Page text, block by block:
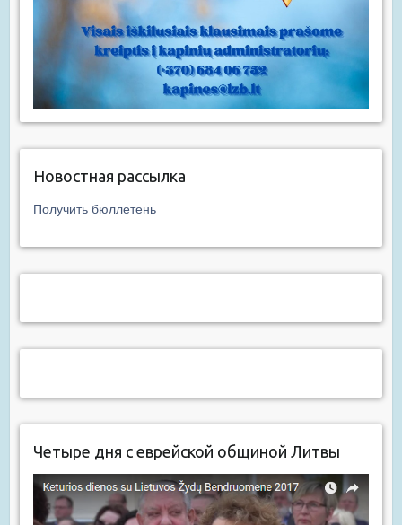
Новостная рассылка
Получить бюллетень
Четыре дня с еврейской общиной Литвы